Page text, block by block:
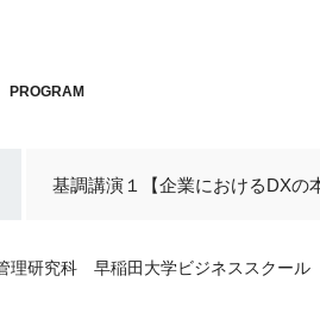
PROGRAM
基調講演１【企業におけるDXの
理研究科 早稲田大学ビジネススクー